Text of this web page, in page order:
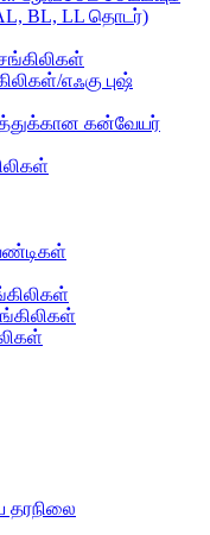
BL, LL தொடர்)
எஃகு புஷ்
கன்வேயர்
தரநிலை